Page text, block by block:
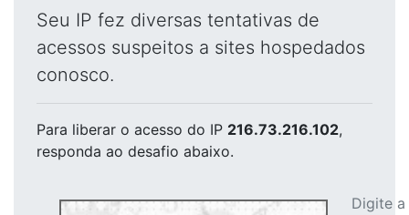
Seu IP fez diversas tentativas de
acessos suspeitos a sites hospedados
conosco.
Para liberar o acesso do IP 216.73.216.102,
responda ao desafio abaixo.
Digite